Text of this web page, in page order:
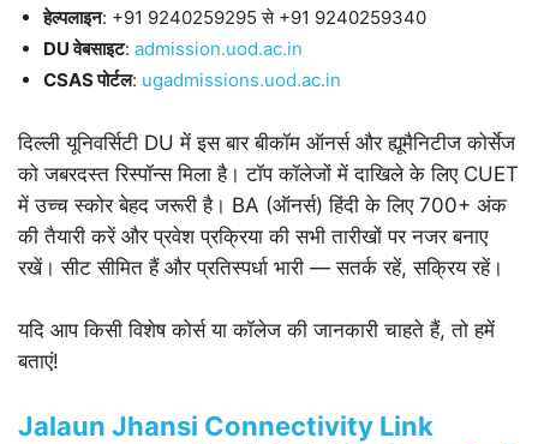
हेल्पलाइन: +91 9240259295 से +91 9240259340
DU वेबसाइट: admission.uod.ac.in
CSAS पोर्टल: ugadmissions.uod.ac.in
दिल्ली यूनिवर्सिटी DU में इस बार बीकॉम ऑनर्स और ह्यूमैनिटीज कोर्सेज
को जबरदस्त रिस्पॉन्स मिला है। टॉप कॉलेजों में दाखिले के लिए CUET
में उच्च स्कोर बेहद जरूरी है। BA (ऑनर्स) हिंदी के लिए 700+ अंक
की तैयारी करें और प्रवेश प्रक्रिया की सभी तारीखों पर नजर बनाए
रखें। सीट सीमित हैं और प्रतिस्पर्धा भारी — सतर्क रहें, सक्रिय रहें।
यदि आप किसी विशेष कोर्स या कॉलेज की जानकारी चाहते हैं, तो हमें
बताएं!
Jalaun Jhansi Connectivity Link